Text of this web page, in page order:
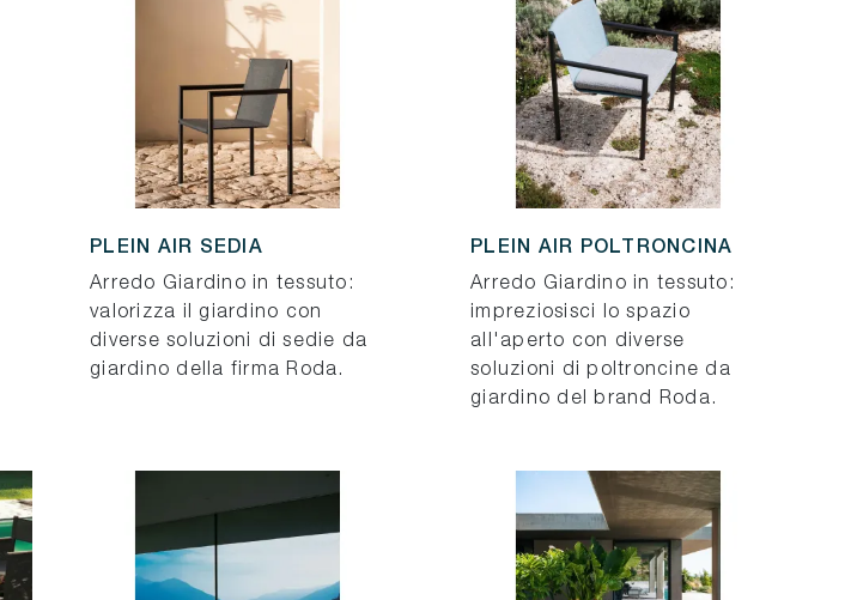
PLEIN AIR SEDIA
Arredo Giardino in tessuto:
valorizza il giardino con
diverse soluzioni di sedie da
giardino della firma Roda.
PLEIN AIR POLTRONCINA
Arredo Giardino in tessuto:
impreziosisci lo spazio
all'aperto con diverse
soluzioni di poltroncine da
giardino del brand Roda.